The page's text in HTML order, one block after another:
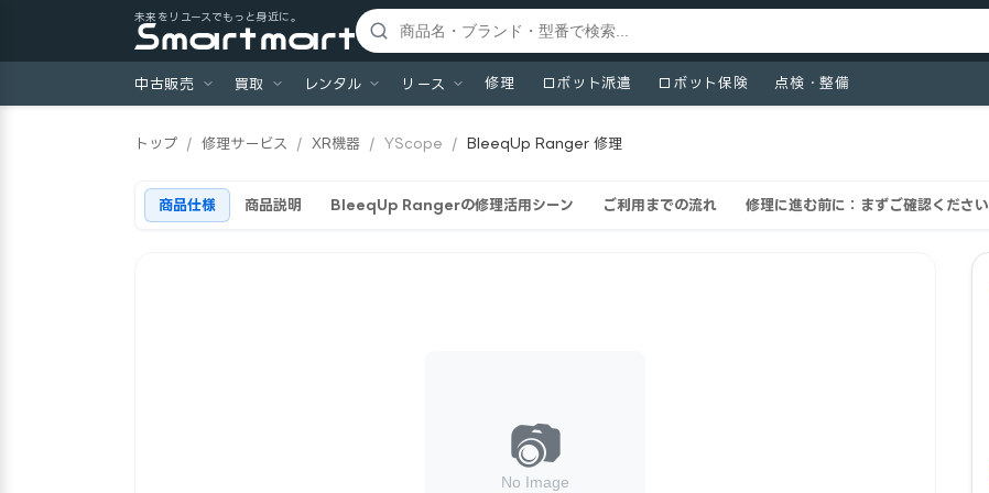
未来をリユースでもっと身近に。
中古販売 買取 レンタル リース 修理 ロボット派遣 ロボット保険 点検・整備
トップ / 修理サービス / XR機器 / YScope / BleeqUp Ranger 修理
商品仕様 商品説明 BleeqUp Rangerの修理活用シーン ご利用までの流れ 修理に進む前に：まずご確認ください